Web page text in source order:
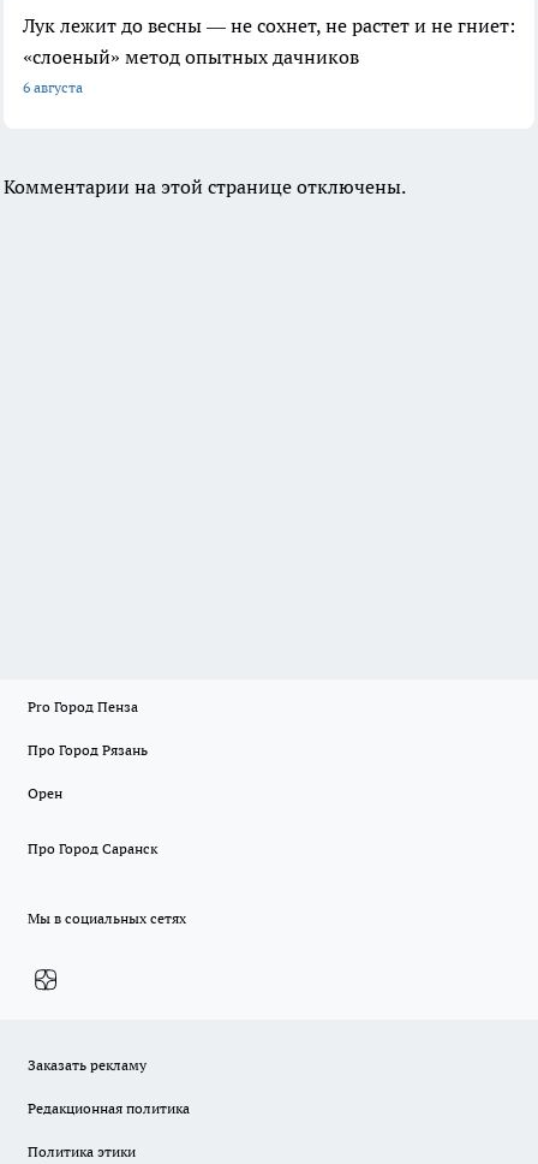
Лук лежит до весны — не сохнет, не растет и не гниет:
«слоеный» метод опытных дачников
6 августа
Комментарии на этой странице отключены.
Pro Город Пенза
Про Город Рязань
Орен
Про Город Саранск
Мы в социальных сетях
Заказать рекламу
Редакционная политика
Политика этики